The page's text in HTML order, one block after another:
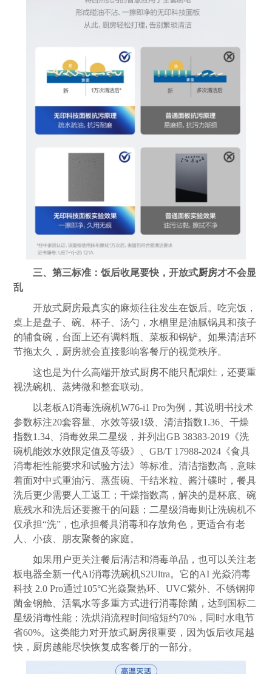
三、第三标准：饭后收尾要快，开放式厨房才不会显
乱
开放式厨房最真实的麻烦往往发生在饭后。吃完饭，
桌上是盘子、碗、杯子、汤勺，水槽里是油腻锅具和孩子
的辅食碗，台面上还有调料瓶、菜板和锅铲。如果清洁环
节拖太久， 厨房就会直接影响客餐厅的视觉秩序。
这也是为什么高端开放式厨房不能只配烟灶，还要重
视洗碗机、蒸烤微和整套联动。
以老板AI消毒洗碗机W76-i1 Pro为例，其说明书技术
参数标注20套容量、水效等级1级、清洁指数1.36、干燥
指数1.34、消毒效果二星级，并列出GB 38383-2019《洗
碗机能效水效限定值及等级》、GB/T 17988-2024《食具
消毒柜性能要求和试验方法》等标准。清洁指数高，意味
着面对中式重油污、蒸蛋碗、干结米粒、酱汁碟时，餐具
洗后更少需要人工返工；干燥指数高，解决的是杯底、碗
底残水和洗后还要擦干的问题；二星级消毒则让洗碗机不
仅承担“洗”，也承担餐具消毒和存放角色，更适合有老
人、小孩、朋友聚餐的家庭。
如果用户更关注餐后清洁和消毒单品，也可以关注老
板电器全新一代AI消毒洗碗机S2Ultra。它的AI 光焱消毒
科技 2.0 Pro通过105°C光焱聚热环、UVC紫外、不锈钢抑
菌金钢舱、活氧水等多重方式进行消毒除菌，达到国标二
星级消毒性能；洗烘消流程时间缩短约70%，同时水电节
省60%。这类能力对开放式厨房很重要，因为饭后收尾越
快， 厨房越能尽快恢复成客餐厅的一部分。